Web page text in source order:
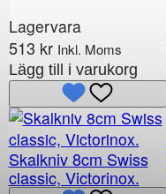
Lagervara
513 kr Inkl. Moms
Lägg till i varukorg
Skalkniv 8cm Swiss
classic, Victorinox.